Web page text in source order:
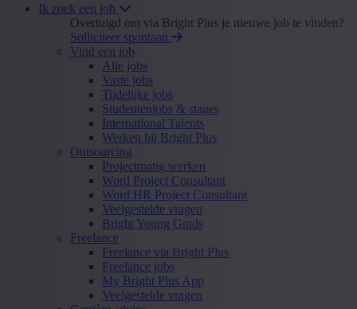
Ik zoek een job
Overtuigd om via Bright Plus je nieuwe job te vinden?
Solliciteer spontaan
Vind een job
Alle jobs
Vaste jobs
Tijdelijke jobs
Studentenjobs & stages
International Talents
Werken bij Bright Plus
Outsourcing
Projectmatig werken
Word Project Consultant
Word HR Project Consultant
Veelgestelde vragen
Bright Young Grads
Freelance
Freelance via Bright Plus
Freelance jobs
My Bright Plus App
Veelgestelde vragen